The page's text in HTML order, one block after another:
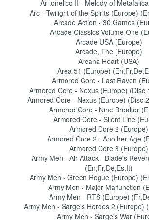
Ar tonelico II - Melody of
Arc - Twilight of the Spirits (Europe)
Arcade Action - 30 Games
Arcade Classics Volume One
Arcade USA (Europe)
Arcade, The (Europe)
Arcana Heart (USA)
Area 51 (Europe)
Armored Core - Last Raven
Armored Core - Nexus (Europe) (Disc
Armored Core - Nexus (Europe) (Disc
Armored Core - Nine Breaker
Armored Core - Silent Line
Armored Core 2 (Europe)
Armored Core 2 - Another Age
Armored Core 3 (Europe)
Army Men - Air Attack - Blade's
(En,Fr,De,Es,It)
Army Men - Green Rogue (Europe)
Army Men - Major Malfunction
Army Men - RTS (Europe)
Army Men - Sarge's Heroes 2 (Europe)
Army Men - Sarge's War